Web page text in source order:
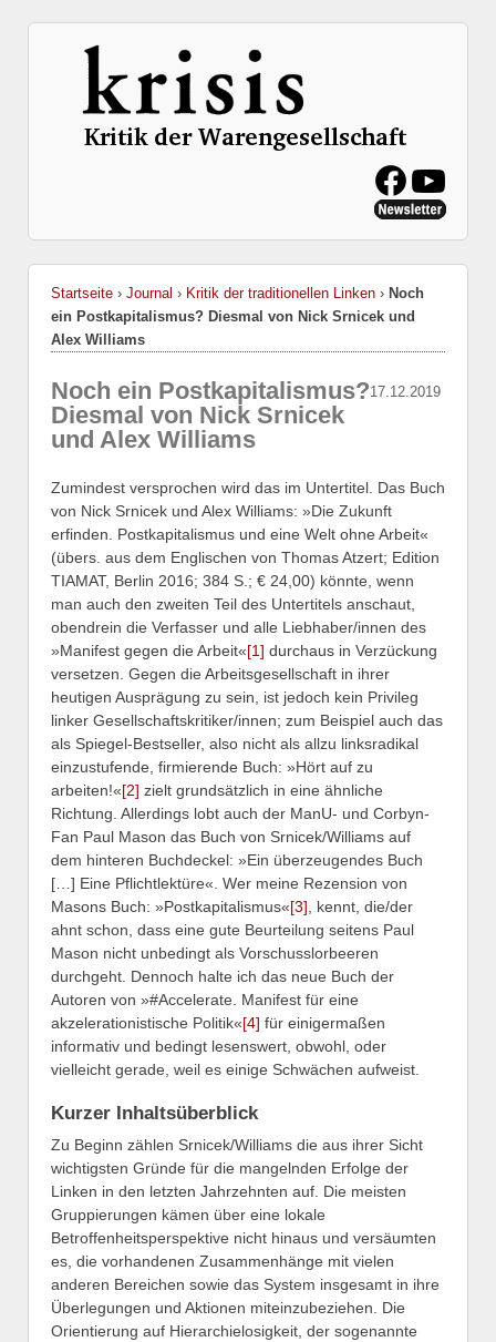
Startseite › Journal › Kritik der traditionellen Linken › Noch
ein Postkapitalismus? Diesmal von Nick Srnicek und
Alex Williams
17.12.2019
Noch ein Postkapitalismus?
Diesmal von Nick Srnicek
und Alex Williams
Zumindest versprochen wird das im Untertitel. Das Buch
von Nick Srnicek und Alex Williams: »Die Zukunft
erfinden. Postkapitalismus und eine Welt ohne Arbeit«
(übers. aus dem Englischen von Thomas Atzert; Edition
TIAMAT, Berlin 2016; 384 S.; € 24,00) könnte, wenn
man auch den zweiten Teil des Untertitels anschaut,
obendrein die Verfasser und alle Liebhaber/innen des
»Manifest gegen die Arbeit«[1] durchaus in Verzückung
versetzen. Gegen die Arbeitsgesellschaft in ihrer
heutigen Ausprägung zu sein, ist jedoch kein Privileg
linker Gesellschaftskritiker/innen; zum Beispiel auch das
als Spiegel-Bestseller, also nicht als allzu linksradikal
einzustufende, firmierende Buch: »Hört auf zu
arbeiten!«[2] zielt grundsätzlich in eine ähnliche
Richtung. Allerdings lobt auch der ManU- und Corbyn-
Fan Paul Mason das Buch von Srnicek/Williams auf
dem hinteren Buchdeckel: »Ein überzeugendes Buch
[…] Eine Pflichtlektüre«. Wer meine Rezension von
Masons Buch: »Postkapitalismus«[3] , kennt, die/der
ahnt schon, dass eine gute Beurteilung seitens Paul
Mason nicht unbedingt als Vorschusslorbeeren
durchgeht. Dennoch halte ich das neue Buch der
Autoren von »#Accelerate. Manifest für eine
akzelerationistische Politik«[4] für einigermaßen
informativ und bedingt lesenswert, obwohl, oder
vielleicht gerade, weil es einige Schwächen aufweist.
Kurzer Inhaltsüberblick
Zu Beginn zählen Srnicek/Williams die aus ihrer Sicht
wichtigsten Gründe für die mangelnden Erfolge der
Linken in den letzten Jahrzehnten auf. Die meisten
Gruppierungen kämen über eine lokale
Betroffenheitsperspektive nicht hinaus und versäumten
es, die vorhandenen Zusammenhänge mit vielen
anderen Bereichen sowie das System insgesamt in ihre
Überlegungen und Aktionen miteinzubeziehen. Die
Orientierung auf Hierarchielosigkeit, der sogenannte